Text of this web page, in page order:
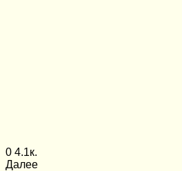
0 4.1к.
Далее